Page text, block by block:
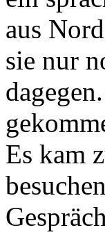
aus
sie nur
Es kam